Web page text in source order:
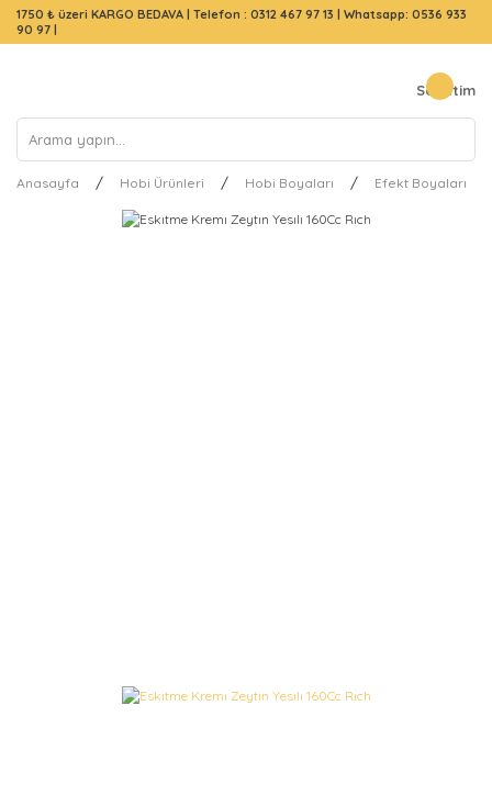
1750 ₺ üzeri KARGO BEDAVA | Telefon : 0312 467 97 13 | Whatsapp: 0536 933
90 97 |
Sepetim
Anasayfa Hobi Ürünleri Hobi Boyaları Efekt Boyaları